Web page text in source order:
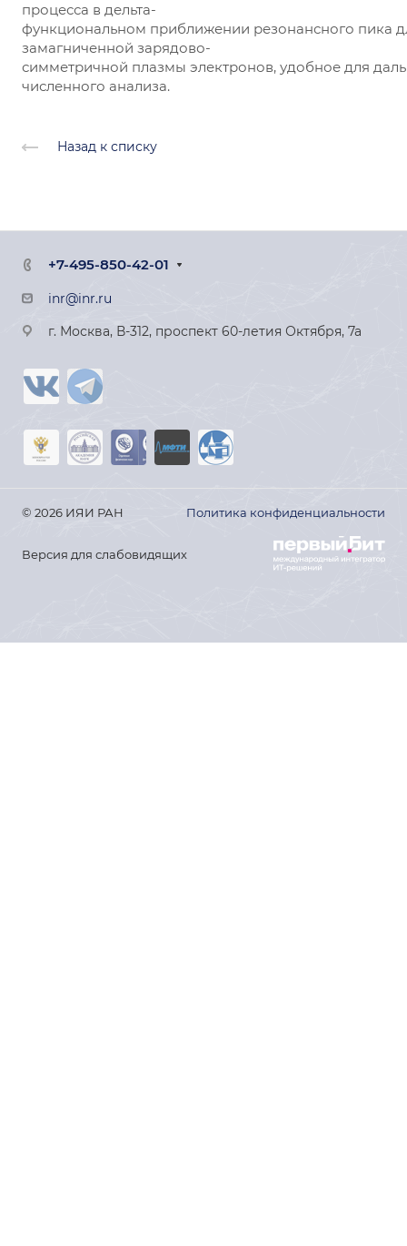
процесса в дельта-
функциональном приближении резонансного пика
замагниченной зарядово-
симметричной плазмы электронов, удобное для
численного анализа.
Назад к списку
+7-495-850-42-01
inr@inr.ru
г. Москва, В-312, проспект 60-летия Октября, 7а
© 2026 ИЯИ РАН Политика конфиденциальности
Версия для слабовидящих